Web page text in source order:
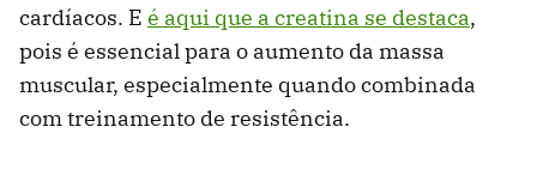
cardíacos. E é aqui que a creatina se destaca,
pois é essencial para o aumento da massa
muscular, especialmente quando combinada
com treinamento de resistência.